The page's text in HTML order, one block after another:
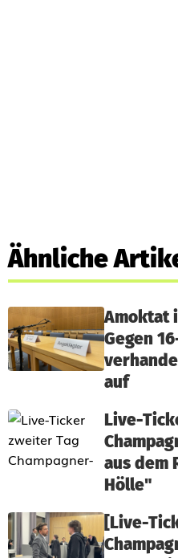
Ähnliche
Amoktat
Gegen
auf
Live-
aus dem
Hölle"
[Live-